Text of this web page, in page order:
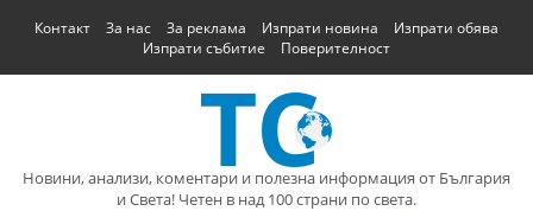
Контакт За нас За реклама Изпрати новина
Изпрати обява
Изпрати събитие
Поверителност
Новини, анализи, коментари и полезна информация от България
и Света! Четен в над 100 страни по света.